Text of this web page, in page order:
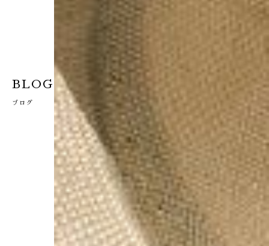
BLOG
ブログ